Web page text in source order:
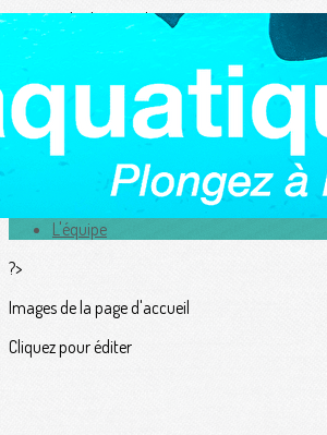
Exporter les lignes sélectionnées
Exporter toutes les colonnes
Exporter uniquement les colonnes affichées
Menu
L'équipe
?>
Images de la page d'accueil
Cliquez pour éditer